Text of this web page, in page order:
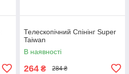
Телескопічний Спінінг Super
Taiwan
В наявності
264 ₴ 284 ₴